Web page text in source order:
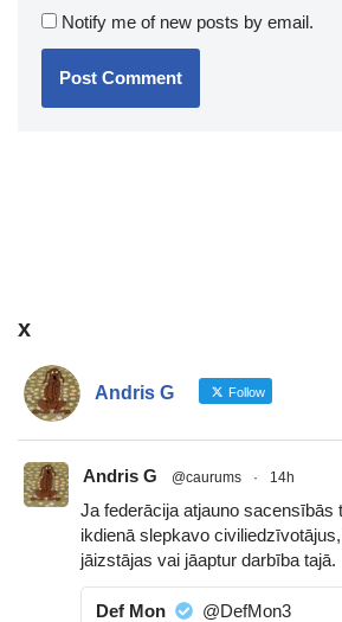
Notify me of new posts by email.
x
Andris G Follow
Andris G @caurums · 14h
Ja federācija atjauno sacensībās
ikdienā slepkavo
jāizstājas vai jāaptur darbība tajā.
Def Mon
@DefMon3